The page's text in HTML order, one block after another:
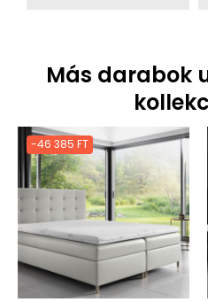
Más darabok
-46 385 FT